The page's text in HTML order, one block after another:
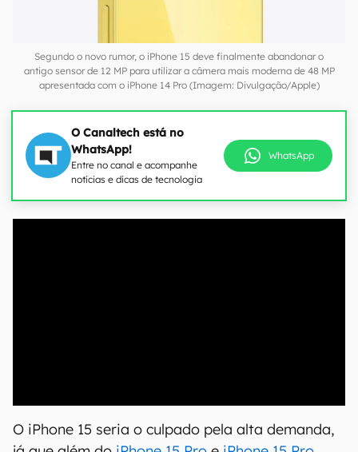
Segundo o novo rumor, o iPhone 15 deve finalmente abandonar o
antigo sensor de 12 MP para utilizar a câmera mais moderna de 48 MP
apresentada com o iPhone 14 Pro (Imagem: Divulgação/Apple)
O Canaltech está no
WhatsApp!
Entre no canal e acompanhe
notícias e dicas de tecnologia
WhatsApp
O iPhone 15 seria o culpado pela alta demanda,